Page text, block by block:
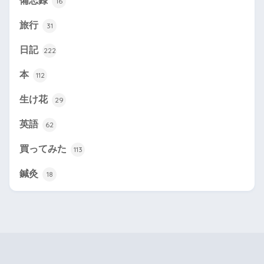
旅行 31
日記 222
本 112
生け花 29
英語 62
買ってみた 113
鍼灸 18